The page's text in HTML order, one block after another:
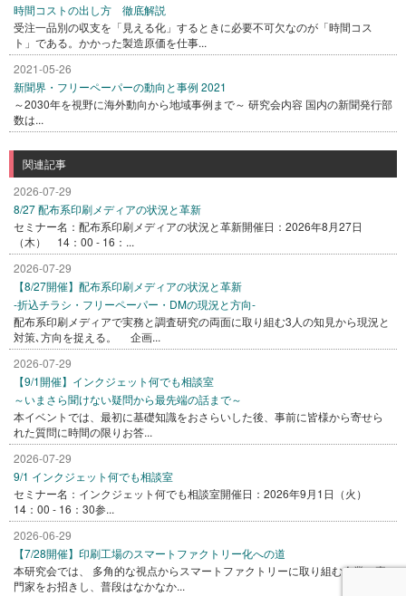
時間コストの出し方 徹底解説
受注一品別の収支を「見える化」するときに必要不可欠なのが「時間コス
ト」である。かかった製造原価を仕事...
2021-05-26
新聞界・フリーペーパーの動向と事例 2021
～2030年を視野に海外動向から地域事例まで～ 研究会内容 国内の新聞発行部
数は...
関連記事
2026-07-29
8/27 配布系印刷メディアの状況と革新
セミナー名：配布系印刷メディアの状況と革新開催日：2026年8月27日
（木） 14：00 - 16：...
2026-07-29
【8/27開催】配布系印刷メディアの状況と革新
-折込チラシ・フリーペーパー・DMの現況と方向-
配布系印刷メディアで実務と調査研究の両面に取り組む3人の知見から現況と
対策､方向を捉える。 企画...
2026-07-29
【9/1開催】インクジェット何でも相談室
～いまさら聞けない疑問から最先端の話まで～
本イベントでは、最初に基礎知識をおさらいした後、事前に皆様から寄せら
れた質問に時間の限りお答...
2026-07-29
9/1 インクジェット何でも相談室
セミナー名：インクジェット何でも相談室開催日：2026年9月1日（火）
14：00 - 16：30参...
2026-06-29
【7/28開催】印刷工場のスマートファクトリー化への道
本研究会では、 多角的な視点からスマートファクトリーに取り組む企業、専
門家をお招きし、普段はなかなか...